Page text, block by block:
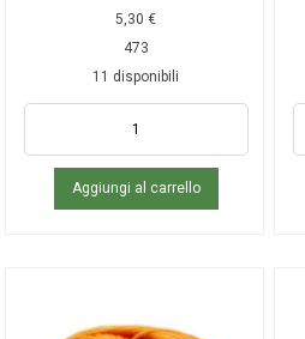
5,30€
473
11 disponibili
Aggiungi al carrello